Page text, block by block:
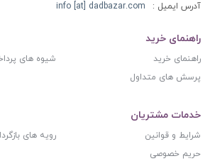
آدرس ایمیل : info [at] dadbazar.com
راهنمای خرید
راهنمای خرید
شیوه های
پرسش های متداول
خدمات مشتریان
شرایط و قوانین
رویه های
حریم خصوصی